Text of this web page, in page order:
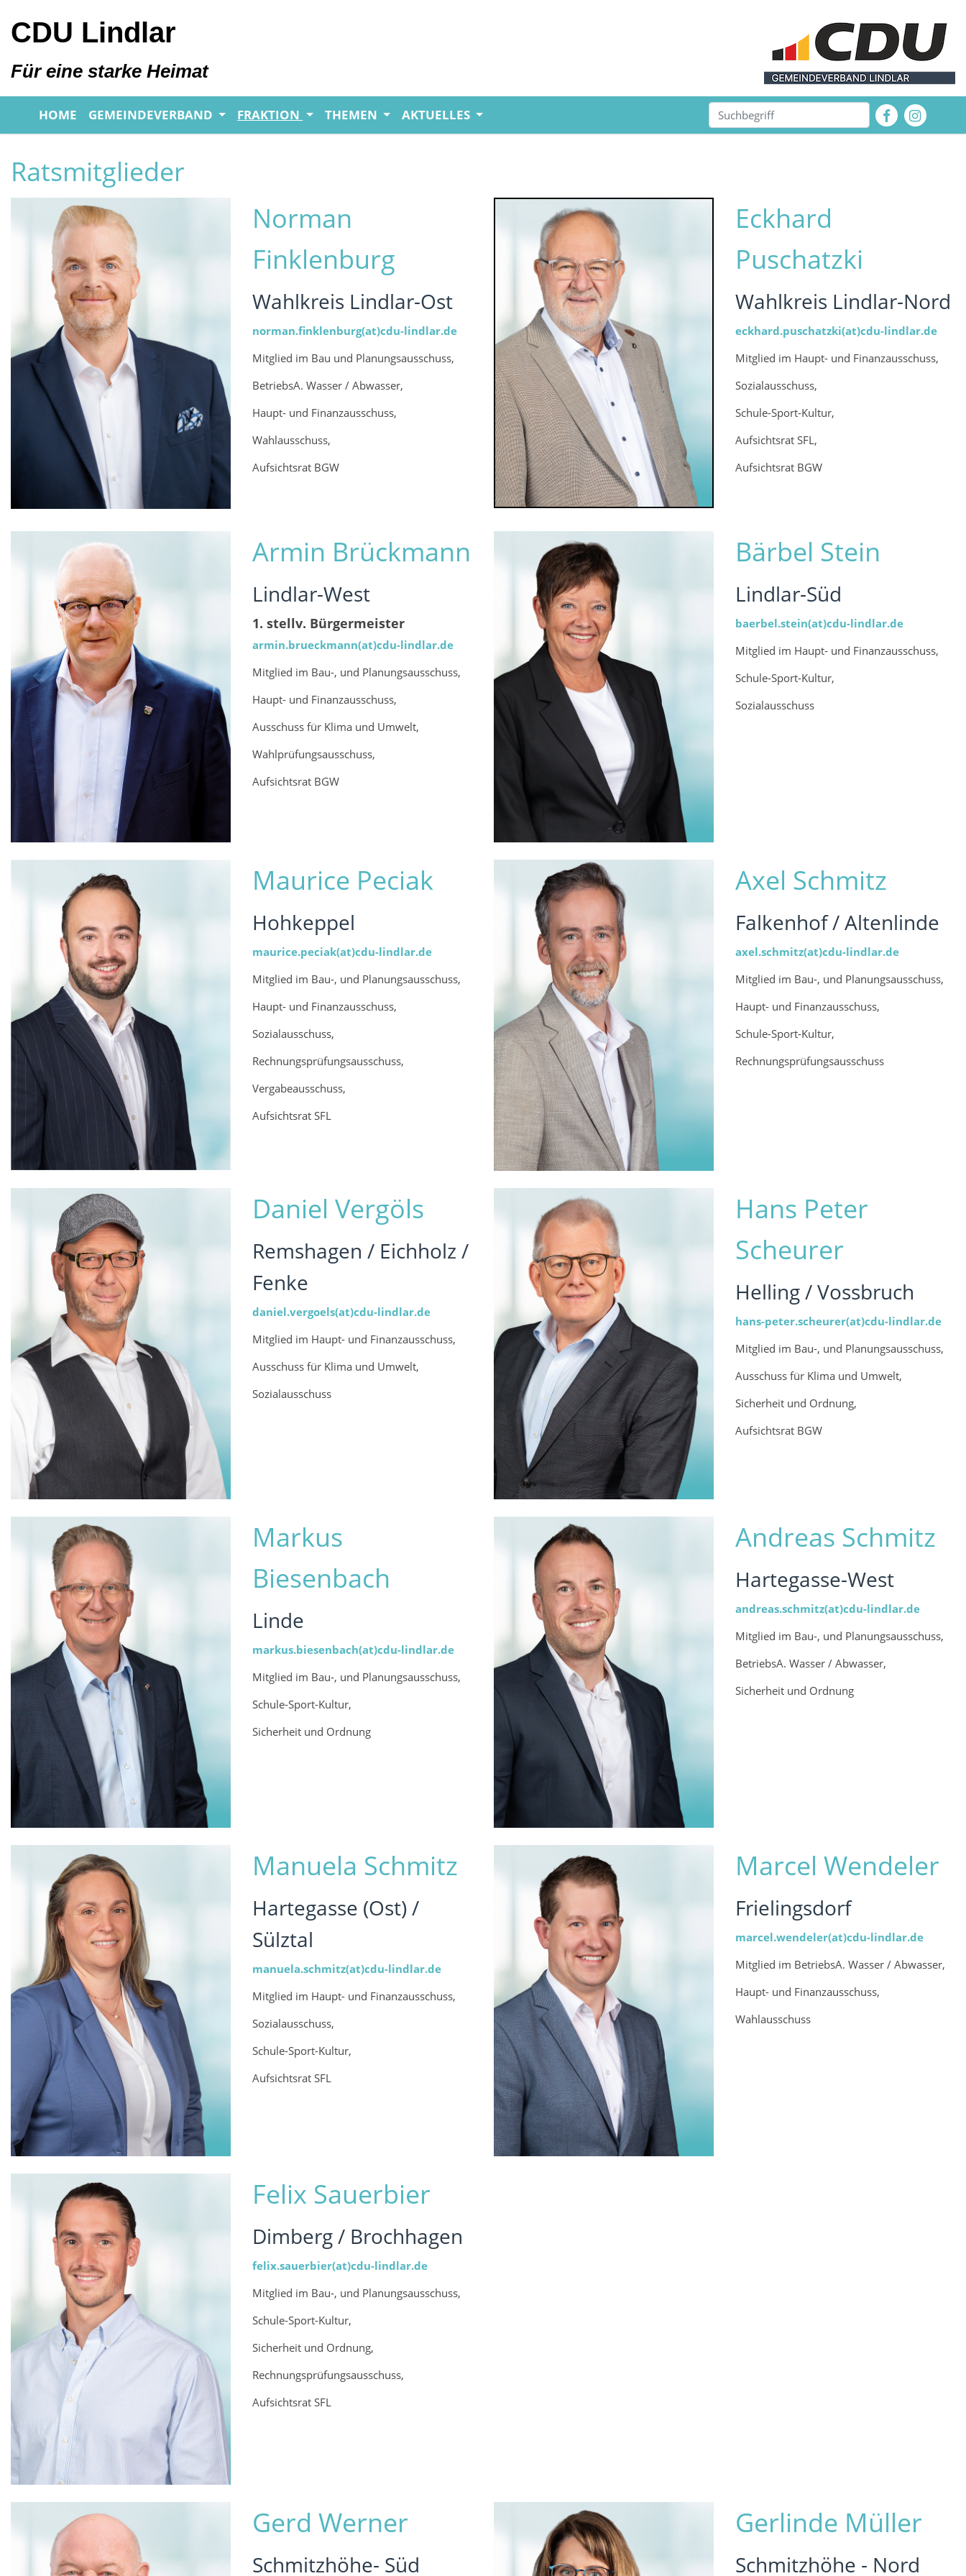
CDU Lindlar
Für eine starke Heimat
HOME GEMEINDEVERBAND FRAKTION THEMEN AKTUELLES
Ratsmitglieder
Norman
Finklenburg
Wahlkreis Lindlar-Ost
norman.finklenburg(at)cdu-lindlar.de
Mitglied im Bau und Planungsausschuss,
BetriebsA. Wasser / Abwasser,
Haupt- und Finanzausschuss,
Wahlausschuss,
Aufsichtsrat BGW
Eckhard
Puschatzki
Wahlkreis Lindlar-Nord
eckhard.puschatzki(at)cdu-lindlar.de
Mitglied im Haupt- und Finanzausschuss,
Sozialausschuss,
Schule-Sport-Kultur,
Aufsichtsrat SFL,
Aufsichtsrat BGW
Armin Brückmann
Lindlar-West
1. stellv. Bürgermeister
armin.brueckmann(at)cdu-lindlar.de
Mitglied im Bau-, und Planungsausschuss,
Haupt- und Finanzausschuss,
Ausschuss für Klima und Umwelt,
Wahlprüfungsausschuss,
Aufsichtsrat BGW
Bärbel Stein
Lindlar-Süd
baerbel.stein(at)cdu-lindlar.de
Mitglied im Haupt- und Finanzausschuss,
Schule-Sport-Kultur,
Sozialausschuss
Maurice Peciak
Hohkeppel
maurice.peciak(at)cdu-lindlar.de
Mitglied im Bau-, und Planungsausschuss,
Haupt- und Finanzausschuss,
Sozialausschuss,
Rechnungsprüfungsausschuss,
Vergabeausschuss,
Aufsichtsrat SFL
Axel Schmitz
Falkenhof / Altenlinde
axel.schmitz(at)cdu-lindlar.de
Mitglied im Bau-, und Planungsausschuss,
Haupt- und Finanzausschuss,
Schule-Sport-Kultur,
Rechnungsprüfungsausschuss
Daniel Vergöls
Remshagen / Eichholz /
Fenke
daniel.vergoels(at)cdu-lindlar.de
Mitglied im Haupt- und Finanzausschuss,
Ausschuss für Klima und Umwelt,
Sozialausschuss
Hans Peter
Scheurer
Helling / Vossbruch
hans-peter.scheurer(at)cdu-lindlar.de
Mitglied im Bau-, und Planungsausschuss,
Ausschuss für Klima und Umwelt,
Sicherheit und Ordnung,
Aufsichtsrat BGW
Markus
Biesenbach
Linde
markus.biesenbach(at)cdu-lindlar.de
Mitglied im Bau-, und Planungsausschuss,
Schule-Sport-Kultur,
Sicherheit und Ordnung
Andreas Schmitz
Hartegasse-West
andreas.schmitz(at)cdu-lindlar.de
Mitglied im Bau-, und Planungsausschuss,
BetriebsA. Wasser / Abwasser,
Sicherheit und Ordnung
Manuela Schmitz
Hartegasse (Ost) /
Sülztal
manuela.schmitz(at)cdu-lindlar.de
Mitglied im Haupt- und Finanzausschuss,
Sozialausschuss,
Schule-Sport-Kultur,
Aufsichtsrat SFL
Marcel Wendeler
Frielingsdorf
marcel.wendeler(at)cdu-lindlar.de
Mitglied im BetriebsA. Wasser / Abwasser,
Haupt- und Finanzausschuss,
Wahlausschuss
Felix Sauerbier
Dimberg / Brochhagen
felix.sauerbier(at)cdu-lindlar.de
Mitglied im Bau-, und Planungsausschuss,
Schule-Sport-Kultur,
Sicherheit und Ordnung,
Rechnungsprüfungsausschuss,
Aufsichtsrat SFL
Gerd Werner
Schmitzhöhe- Süd
Gerlinde Müller
Schmitzhöhe - Nord